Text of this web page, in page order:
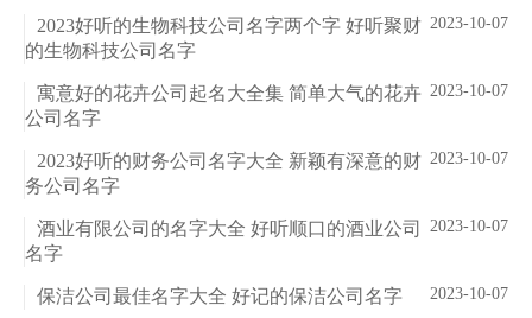
2023-10-07
2023好听的生物科技公司名字两个字 好听聚财
的生物科技公司名字
2023-10-07
寓意好的花卉公司起名大全集 简单大气的花卉
公司名字
2023-10-07
2023好听的财务公司名字大全 新颖有深意的财
务公司名字
2023-10-07
酒业有限公司的名字大全 好听顺口的酒业公司
名字
2023-10-07
保洁公司最佳名字大全 好记的保洁公司名字